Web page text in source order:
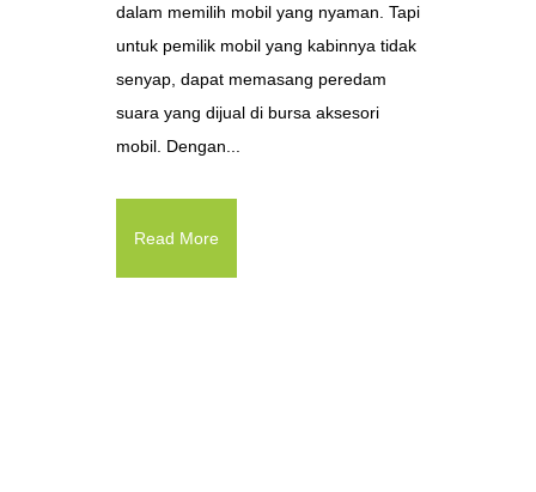
dalam memilih mobil yang nyaman. Tapi
untuk pemilik mobil yang kabinnya tidak
senyap, dapat memasang peredam
suara yang dijual di bursa aksesori
mobil. Dengan...
Read More